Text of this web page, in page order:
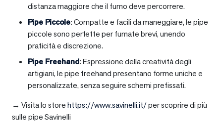
distanza maggiore che il fumo deve percorrere.
Pipe Piccole: Compatte e facili da maneggiare, le pipe
piccole sono perfette per fumate brevi, unendo
praticità e discrezione.
Pipe Freehand: Espressione della creatività degli
artigiani, le pipe freehand presentano forme uniche e
personalizzate, senza seguire schemi prefissati.
→ Visita lo storehttps://www.savinelli.it/per scoprire di più
sulle pipe Savinelli